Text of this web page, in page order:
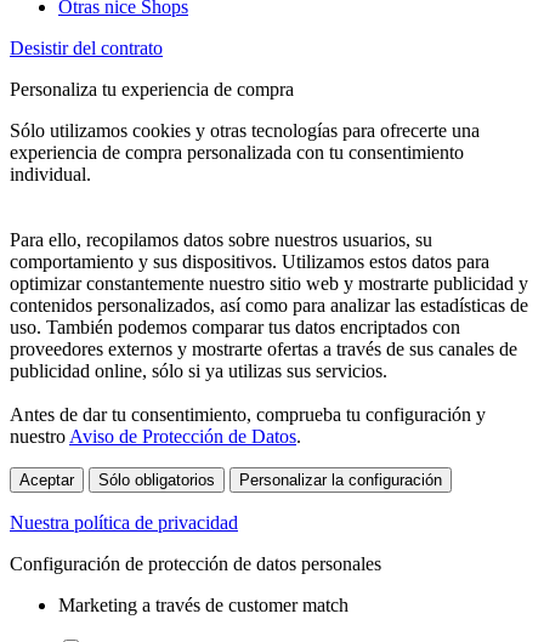
Otras nice Shops
Desistir del contrato
Personaliza tu experiencia de compra
Sólo utilizamos cookies y otras tecnologías para ofrecerte una
experiencia de compra personalizada con tu consentimiento
individual.
Para ello, recopilamos datos sobre nuestros usuarios, su
comportamiento y sus dispositivos. Utilizamos estos datos para
optimizar constantemente nuestro sitio web y mostrarte publicidad y
contenidos personalizados, así como para analizar las estadísticas de
uso. También podemos comparar tus datos encriptados con
proveedores externos y mostrarte ofertas a través de sus canales de
publicidad online, sólo si ya utilizas sus servicios.
Antes de dar tu consentimiento, comprueba tu configuración y
nuestro Aviso de Protección de Datos.
Aceptar Sólo obligatorios Personalizar la configuración
Nuestra política de privacidad
Configuración de protección de datos personales
Marketing a través de customer match